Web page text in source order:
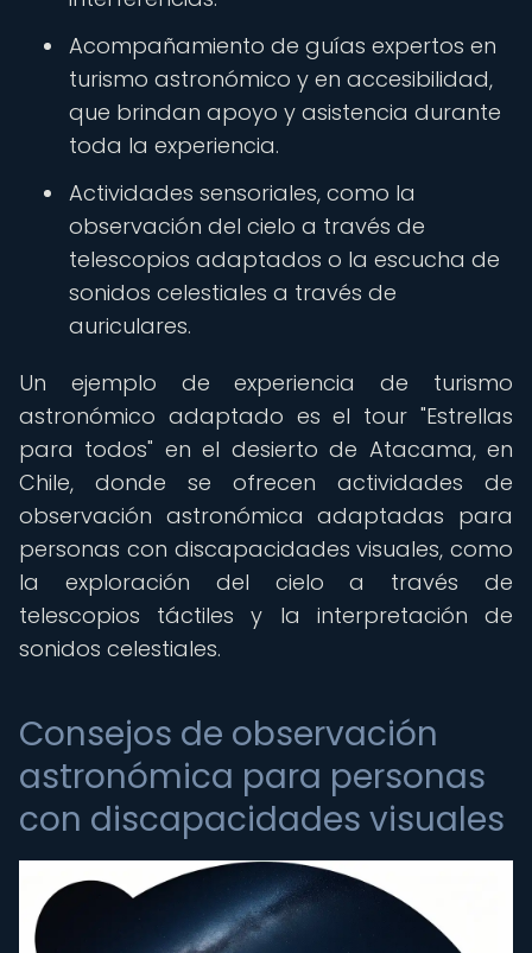
Acompañamiento de guías expertos en
turismo astronómico y en accesibilidad,
que brindan apoyo y asistencia durante
toda la experiencia.
Actividades sensoriales, como la
observación del cielo a través de
telescopios adaptados o la escucha de
sonidos celestiales a través de
auriculares.
Un ejemplo de experiencia de turismo
astronómico adaptado es el tour "Estrellas
para todos" en el desierto de Atacama, en
Chile, donde se ofrecen actividades de
observación astronómica adaptadas para
personas con discapacidades visuales, como
la exploración del cielo a través de
telescopios táctiles y la interpretación de
sonidos celestiales.
Consejos de observación
astronómica para personas
con discapacidades visuales